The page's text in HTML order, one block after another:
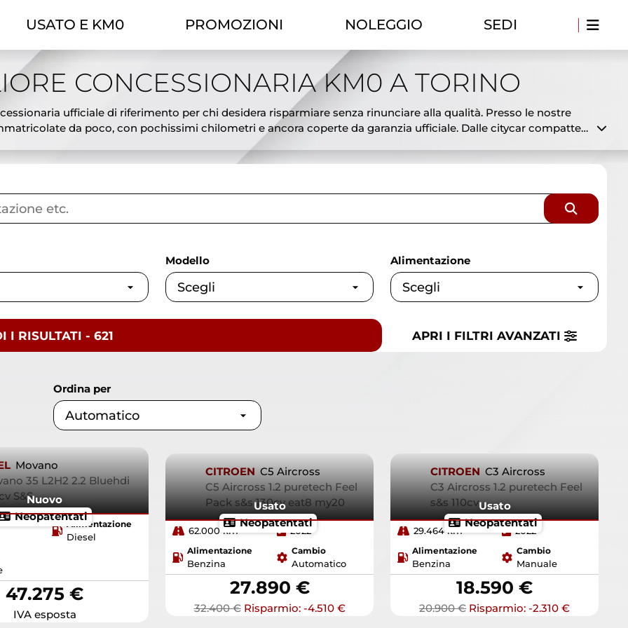
USATO E KM0 PROMOZIONI NOLEGGIO SEDI
CONCESSIONARIA KM0 A TORINO
ufficiale di riferimento per chi desidera risparmiare senza rinunciare alla qualità. Presso le nostre
da poco, con pochissimi chilometri e ancora coperte da garanzia ufficiale. Dalle citycar compatte
l’offerta Theorema ti permette di scegliere tra modelli già disponibili in pronta consegna a prezzi
ideale tra il nuovo e l’usato: veicoli pari al nuovo, subito disponibili e a costi ridotti. Offriamo
offerte auto km0 a Torino e affidati a Theorema, concessionaria ufficiale con esperienza, serietà e
Modello Alimentazione
I RISULTATI - 621 APRI I FILTRI AVANZATI
Ordina per
Movano
35 L2H2 2.2 Bluehdi
S&S
Neopatentati
Nuovo
Alimentazione
Diesel
47.275 €
IVA esposta
CITROEN C5 Aircross
C5 Aircross 1.2 puretech Feel
Pack s&s 130cv eat8 my20
Neopatentati
Usato
62.000 km 2022
Alimentazione
Benzina
Cambio
Automatico
27.890 €
32.400 € Risparmio: -4.510 €
CITROEN C3 Aircross
C3 Aircross 1.2 puretech Feel
s&s 110cv
Neopatentati
Usato
29.464 km 2022
Alimentazione
Benzina
Cambio
Manuale
18.590 €
20.900 € Risparmio: -2.310 €